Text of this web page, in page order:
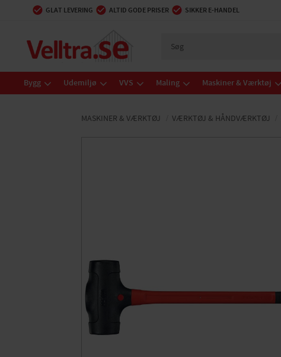
GLAT LEVERING ALTID GODE PRISER SIKKER E-HANDEL
Bygg Udemiljø VVS Maling Maskiner & Værktøj
MASKINER & VÆRKTØJ VÆRKTØJ & HÅNDVÆRKTØJ